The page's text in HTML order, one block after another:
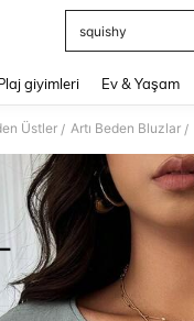
squishy
giyimleri Ev & Yaşam
Üstler / Artı Beden Bluzlar /